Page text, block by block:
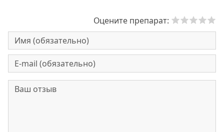
Оцените препарат: